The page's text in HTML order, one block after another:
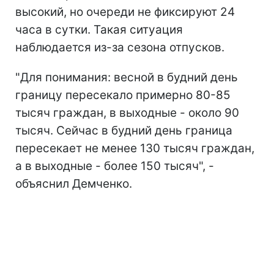
высокий, но очереди не фиксируют 24
часа в сутки. Такая ситуация
наблюдается из-за сезона отпусков.
"Для понимания: весной в будний день
границу пересекало примерно 80-85
тысяч граждан, в выходные - около 90
тысяч. Сейчас в будний день граница
пересекает не менее 130 тысяч граждан,
а в выходные - более 150 тысяч", -
объяснил Демченко.